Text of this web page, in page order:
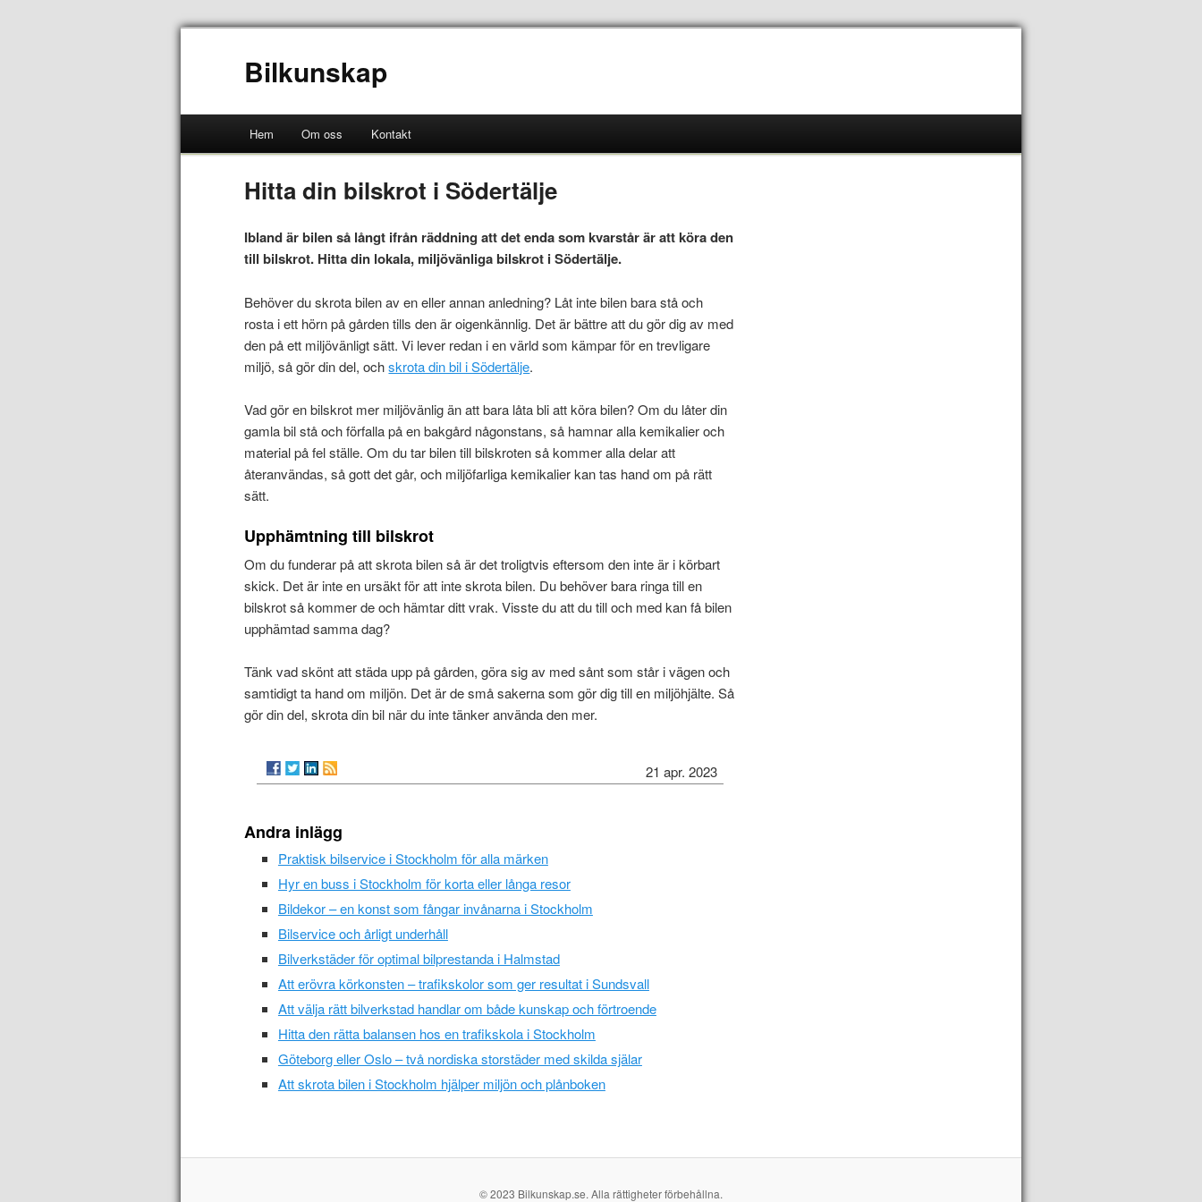
Bilkunskap
Hem Om oss Kontakt
Hitta din bilskrot i Södertälje
Ibland är bilen så långt ifrån räddning att det enda som kvarstår är att köra den
till bilskrot. Hitta din lokala, miljövänliga bilskrot i Södertälje.
Behöver du skrota bilen av en eller annan anledning? Låt inte bilen bara stå och
rosta i ett hörn på gården tills den är oigenkännlig. Det är bättre att du gör dig av med
den på ett miljövänligt sätt. Vi lever redan i en värld som kämpar för en trevligare
miljö, så gör din del, ochskrota din bil i Södertälje.
Vad gör en bilskrot mer miljövänlig än att bara låta bli att köra bilen? Om du låter din
gamla bil stå och förfalla på en bakgård någonstans, så hamnar alla kemikalier och
material på fel ställe. Om du tar bilen till bilskroten så kommer alla delar att
återanvändas, så gott det går, och miljöfarliga kemikalier kan tas hand om på rätt
sätt.
Upphämtning till bilskrot
Om du funderar på att skrota bilen så är det troligtvis eftersom den inte är i körbart
skick. Det är inte en ursäkt för att inte skrota bilen. Du behöver bara ringa till en
bilskrot så kommer de och hämtar ditt vrak. Visste du att du till och med kan få bilen
upphämtad samma dag?
Tänk vad skönt att städa upp på gården, göra sig av med sånt som står i vägen och
samtidigt ta hand om miljön. Det är de små sakerna som gör dig till en miljöhjälte. Så
gör din del, skrota din bil när du inte tänker använda den mer.
21 apr. 2023
Andra inlägg
Praktisk bilservice i Stockholm för alla märken
Hyr en buss i Stockholm för korta eller långa resor
Bildekor – en konst som fångar invånarna i Stockholm
Bilservice och årligt underhåll
Bilverkstäder för optimal bilprestanda i Halmstad
Att erövra körkonsten – trafikskolor som ger resultat i Sundsvall
Att välja rätt bilverkstad handlar om både kunskap och förtroende
Hitta den rätta balansen hos en trafikskola i Stockholm
Göteborg eller Oslo – två nordiska storstäder med skilda själar
Att skrota bilen i Stockholm hjälper miljön och plånboken
© 2023 Bilkunskap.se. Alla rättigheter förbehållna.